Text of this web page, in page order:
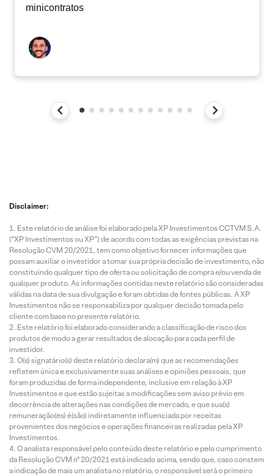
minicontratos
Disclaimer:
Este relatório de análise foi elaborado pela XP Investimentos CCTVM S.A.
(“XP Investimentos ou XP”) de acordo com todas as exigências previstas na
Resolução CVM 20/2021, tem como objetivo fornecer informações que
possam auxiliar o investidor a tomar sua própria decisão de investimento, não
constituindo qualquer tipo de oferta ou solicitação de compra e/ou venda de
qualquer produto. As informações contidas neste relatório são consideradas
válidas na data de sua divulgação e foram obtidas de fontes públicas. A XP
Investimentos não se responsabiliza por qualquer decisão tomada pelo
cliente com base no presente relatório.
Este relatório foi elaborado considerando a classificação de risco dos
produtos de modo a gerar resultados de alocação para cada perfil de
investidor.
O(s) signatário(s) deste relatório declara(m) que as recomendações
refletem única e exclusivamente suas análises e opiniões pessoais, que
foram produzidas de forma independente, inclusive em relação à XP
Investimentos e que estão sujeitas a modificações sem aviso prévio em
decorrência de alterações nas condições de mercado, e que sua(s)
remuneração(es) é(são) indiretamente influenciada por receitas
provenientes dos negócios e operações financeiras realizadas pela XP
Investimentos.
O analista responsável pelo conteúdo deste relatório e pelo cumprimento
da Resolução CVM nº 20/2021 está indicado acima, sendo que, caso constem
a indicação de mais um analista no relatório, o responsável será o primeiro